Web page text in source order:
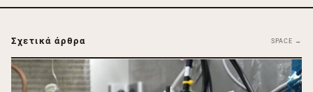
Σχετικά άρθρα SPACE →